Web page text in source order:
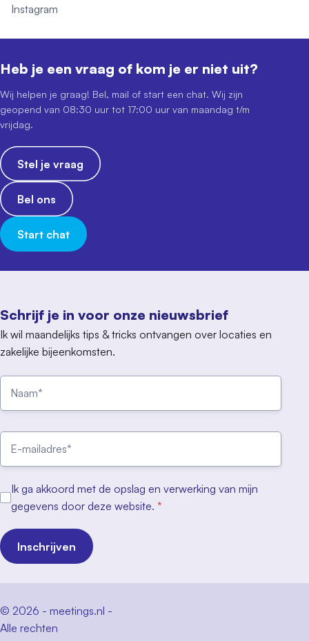
Instagram
Schrijf je in voor onze nieuwsbrief
Ik wil maandelijks tips & tricks ontvangen over locaties en
zakelijke bijeenkomsten.
Ik ga akkoord met de opslag en verwerking van mijn
gegevens door deze website. *
Inschrijven
Heb je een vraag of kom je er niet uit?
Wij helpen je graag! Bel, mail of start een chat. Wij zijn
geopend van 08:30 uur tot 17:00 uur van maandag t/m
vrijdag.
Stel je vraag
Bel ons
Start chat
© 2026 - meetings.nl -
Alle rechten